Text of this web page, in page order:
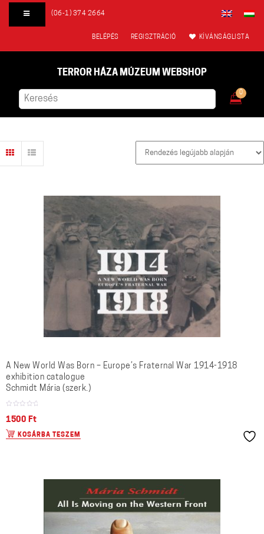
(06-1) 374 2664
BELÉPÉS REGISZTRÁCIÓ KÍVÁNSÁGLISTA
TERROR HÁZA MÚZEUM WEBSHOP
0
A New World Was Born – Europe’s Fraternal War 1914-1918
exhibition catalogue
Schmidt Mária (szerk.)
1500 Ft
KOSÁRBA TESZEM